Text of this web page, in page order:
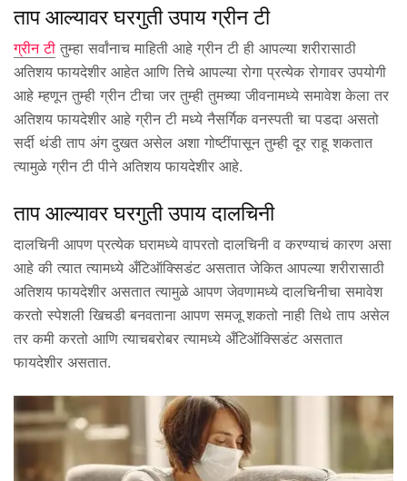
ताप आल्यावर घरगुती उपाय ग्रीन टी
ग्रीन टी तुम्हा सर्वांनाच माहिती आहे ग्रीन टी ही आपल्या शरीरासाठी
अतिशय फायदेशीर आहेत आणि तिचे आपल्या रोगा प्रत्येक रोगावर उपयोगी
आहे म्हणून तुम्ही ग्रीन टीचा जर तुम्ही तुमच्या जीवनामध्ये समावेश केला तर
अतिशय फायदेशीर आहे ग्रीन टी मध्ये नैसर्गिक वनस्पती चा पडदा असतो
सर्दी थंडी ताप अंग दुखत असेल अशा गोष्टींपासून तुम्ही दूर राहू शकतात
त्यामुळे ग्रीन टी पीने अतिशय फायदेशीर आहे.
ताप आल्यावर घरगुती उपाय दालचिनी
दालचिनी आपण प्रत्येक घरामध्ये वापरतो दालचिनी व करण्याचं कारण असा
आहे की त्यात त्यामध्ये अँटिऑक्सिडंट असतात जेकित आपल्या शरीरासाठी
अतिशय फायदेशीर असतात त्यामुळे आपण जेवणामध्ये दालचिनीचा समावेश
करतो स्पेशली खिचडी बनवताना आपण समजू शकतो नाही तिथे ताप असेल
तर कमी करतो आणि त्याचबरोबर त्यामध्ये अँटिऑक्सिडंट असतात
फायदेशीर असतात.